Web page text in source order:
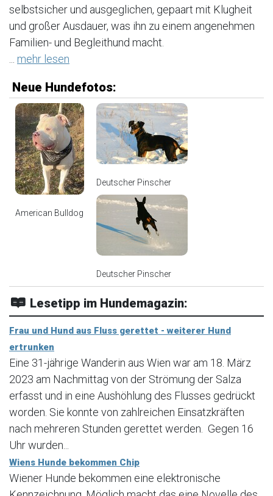
selbstsicher und ausgeglichen, gepaart mit Klugheit
und großer Ausdauer, was ihn zu einem angenehmen
Familien- und Begleithund macht.
mehr lesen
Neue Hundefotos:
American Bulldog
Deutscher Pinscher
Deutscher Pinscher
Lesetipp im Hundemagazin:
Frau und Hund aus Fluss gerettet - weiterer Hund
ertrunken
Eine 31-jährige Wanderin aus Wien war am 18. März
2023 am Nachmittag von der Strömung der Salza
erfasst und in eine Aushöhlung des Flusses gedrückt
worden. Sie konnte von zahlreichen Einsatzkräften
nach mehreren Stunden gerettet werden. Gegen 16
Uhr wurden...
Wiens Hunde bekommen Chip
Wiener Hunde bekommen eine elektronische